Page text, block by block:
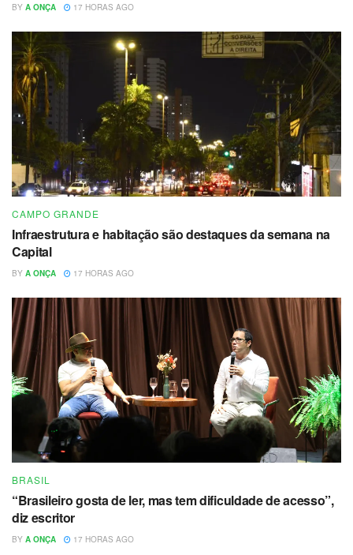
BY A ONÇA 17 HORAS AGO
CAMPO GRANDE
Infraestrutura e habitação são destaques da semana na
Capital
BY A ONÇA 17 HORAS AGO
BRASIL
“Brasileiro gosta de ler, mas tem dificuldade de acesso”,
diz escritor
BY A ONÇA 17 HORAS AGO